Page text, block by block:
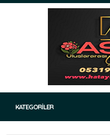
KATEGORİLER